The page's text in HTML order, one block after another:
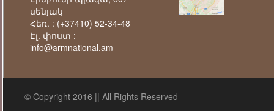
սենյակ
Հեռ. : (+37410) 52-34-48
Էլ. փոստ :
info@armnational.am
© Copyright 2016 || All Rights Reserved